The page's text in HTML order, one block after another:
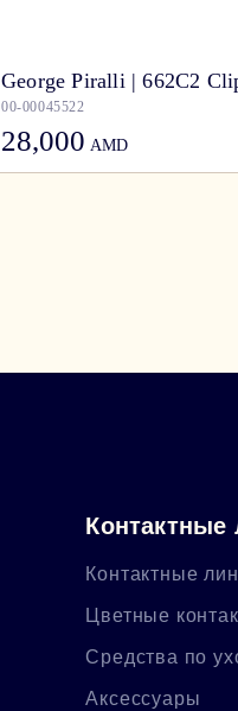
George Piralli | 662C2
00-00045522
28,000 AMD
Контактные
Контактные
Цветные
Средства по
Аксессуары